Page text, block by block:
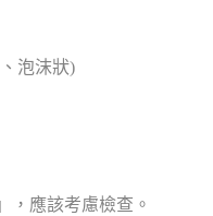
泡沫狀)
，應該考慮檢查。